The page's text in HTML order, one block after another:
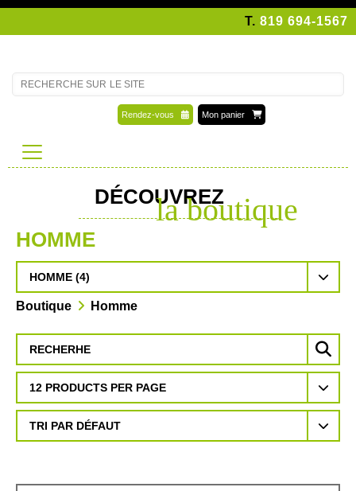
T. 819 694-1567
Rendez-vous Mon panier
DÉCOUVREZ
la boutique
HOMME
HOMME (4)
Boutique Homme
12 PRODUCTS PER PAGE
TRI PAR DÉFAUT